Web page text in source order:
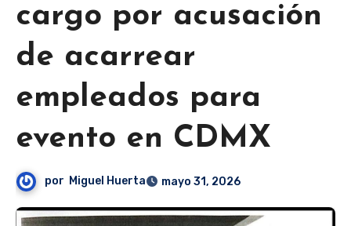
cargo por acusación
de acarrear
empleados para
evento en CDMX
por Miguel Huerta mayo 31, 2026